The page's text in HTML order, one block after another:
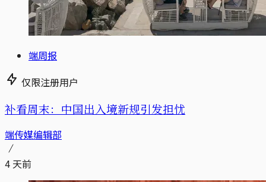
端周报
仅限注册用户
补看周末：中国出入境新规引发担忧
端传媒编辑部
4 天前